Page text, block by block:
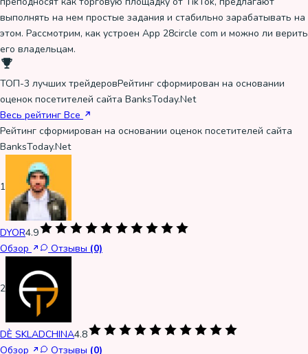
выполнять на нем простые задания и стабильно зарабатывать на
этом. Рассмотрим, как устроен App 28circle com и можно ли верить
его владельцам.
ТОП-3 лучших трейдеровРейтинг сформирован на основании
оценок посетителей сайта BanksToday.Net
Весь рейтинг Все
Рейтинг сформирован на основании оценок посетителей сайта
BanksToday.Net
1
DYOR4.9
Обзор
Отзывы (0)
2
DÈ SKLADCHINA4.8
Обзор
Отзывы (0)